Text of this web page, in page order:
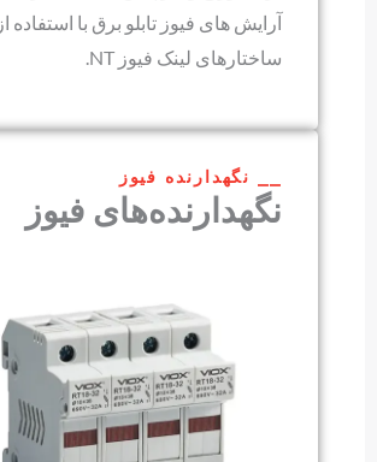
آرایش های فیوز تابلو برق با استفاده از
ساختارهای لینک فیوز NT.
⎯⎯ نگهدارنده فیوز
نگهدارنده‌های فیوز